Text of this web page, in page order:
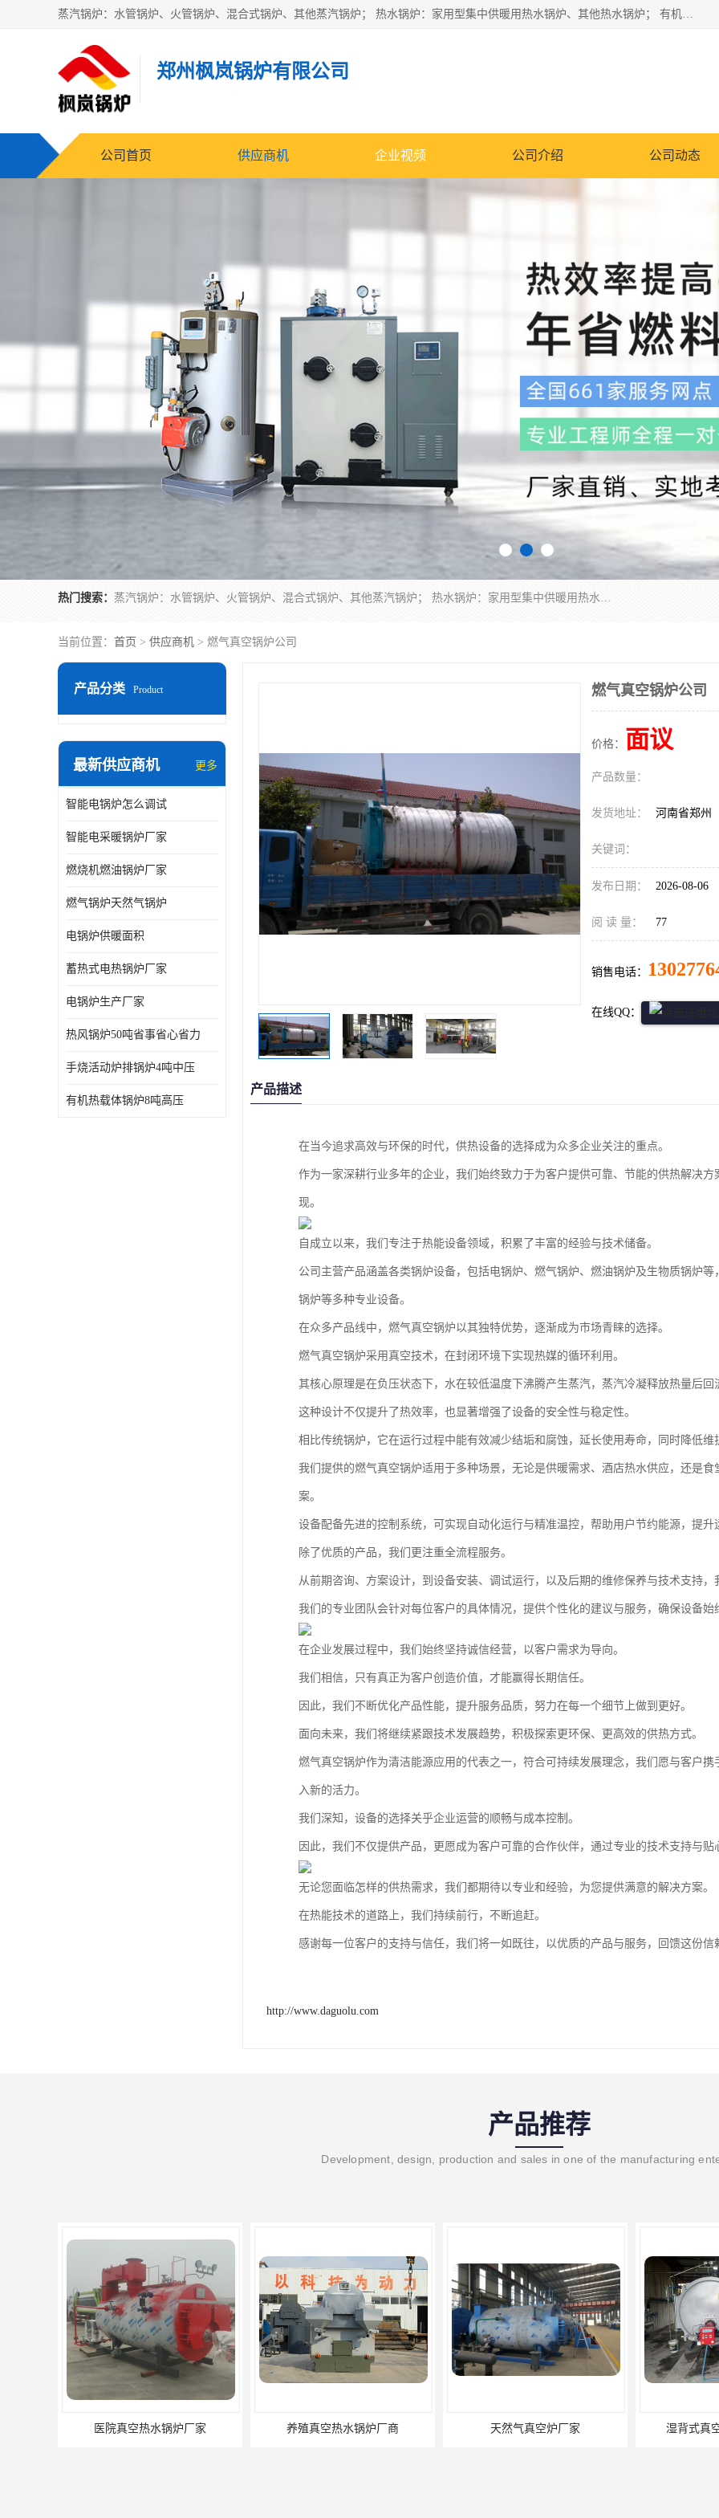
蒸汽锅炉：水管锅炉、火管锅炉、混合式锅炉、其他蒸汽锅炉； 热水锅炉：家用型集中供暖用热水锅炉、其他热水锅炉； 有机热载体锅炉； 船用蒸汽锅炉； （锅炉用辅助设备及装置）蒸汽冷凝器：表面冷凝器、混合式冷凝器、空冷式冷凝器、其他蒸汽冷凝器； 锅炉用辅助设备：节热器、蒸汽收集器、蓄能器、烟垢清除器、气体回收器、泥渣刮除器、空气预热器、其他锅炉用辅助设备；
郑州枫岚锅炉有限公司
公司首页 供应商机 企业视频 公司介绍 公司动态
热门搜索： 蒸汽锅炉：水管锅炉、火管锅炉、混合式锅炉、其他蒸汽锅炉； 热水锅炉：家用型集中供暖用热水锅炉、其他热水锅炉； 有机热载体锅炉； 船用蒸汽锅炉； （锅炉用辅助设备及装置）蒸汽冷凝器：表面冷凝器、混合式冷凝器、空冷式冷凝器、其他蒸汽冷凝器； 锅炉用辅助设备：节热器、蒸汽收集器、蓄能器、烟垢清除器、气体回收器、泥渣刮除器、空气预热器、其他锅炉用辅助设备；
当前位置： 首页 > 供应商机 > 燃气真空锅炉公司
产品分类 Product
最新供应商机 更多
智能电锅炉怎么调试
智能电采暖锅炉厂家
燃烧机燃油锅炉厂家
燃气锅炉天然气锅炉
电锅炉供暖面积
蓄热式电热锅炉厂家
电锅炉生产厂家
热风锅炉50吨省事省心省力
手烧活动炉排锅炉4吨中压
有机热载体锅炉8吨高压
燃气真空锅炉公司
价格： 面议
产品数量：
发货地址： 河南省郑州
关键词：
发布日期： 2026-08-06
阅 读 量： 77
销售电话：
在线QQ：
产品描述
在当今追求高效与环保的时代，供热设备的选择成为众多企业关注的重点。
作为一家深耕行业多年的企业，我们始终致力于为客户提供可靠、节能的供热解决
现。
自成立以来，我们专注于热能设备领域，积累了丰富的经验与技术储备。
公司主营产品涵盖各类锅炉设备，包括电锅炉、燃气锅炉、燃油锅炉及生物质锅炉
锅炉等多种专业设备。
在众多产品线中，燃气真空锅炉以其独特优势，逐渐成为市场青睐的选择。
燃气真空锅炉采用真空技术，在封闭环境下实现热媒的循环利用。
其核心原理是在负压状态下，水在较低温度下沸腾产生蒸汽，蒸汽冷凝释放热量后回
这种设计不仅提升了热效率，也显著增强了设备的安全性与稳定性。
相比传统锅炉，它在运行过程中能有效减少结垢和腐蚀，延长使用寿命，同时降低维
我们提供的燃气真空锅炉适用于多种场景，无论是供暖需求、酒店热水供应，还是
案。
设备配备先进的控制系统，可实现自动化运行与精准温控，帮助用户节约能源，提升
除了优质的产品，我们更注重全流程服务。
从前期咨询、方案设计，到设备安装、调试运行，以及后期的维修保养与技术支持
我们的专业团队会针对每位客户的具体情况，提供个性化的建议与服务，确保设备始
在企业发展过程中，我们始终坚持诚信经营，以客户需求为导向。
我们相信，只有真正为客户创造价值，才能赢得长期信任。
因此，我们不断优化产品性能，提升服务品质，努力在每一个细节上做到更好。
面向未来，我们将继续紧跟技术发展趋势，积极探索更环保、更高效的供热方式。
燃气真空锅炉作为清洁能源应用的代表之一，符合可持续发展理念，我们愿与客户
入新的活力。
我们深知，设备的选择关乎企业运营的顺畅与成本控制。
因此，我们不仅提供产品，更愿成为客户可靠的合作伙伴，通过专业的技术支持与
无论您面临怎样的供热需求，我们都期待以专业和经验，为您提供满意的解决方案。
在热能技术的道路上，我们持续前行，不断追赶。
感谢每一位客户的支持与信任，我们将一如既往，以优质的产品与服务，回馈这份信
http://www.daguolu.com
产品推荐
Development, design, production and sales in one of the manufacturing
养殖真空热水锅炉厂商 天然气真空炉厂家 湿背式真空热水锅炉厂商